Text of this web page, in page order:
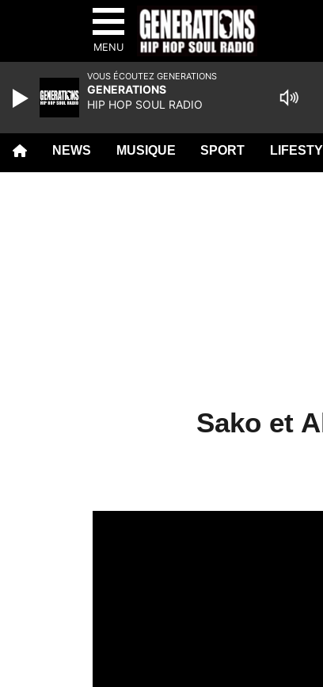
MENU
NEWS MUSIQUE SPORT
Sako et
VOUS ÉCOUTEZ GENERATIONS
GENERATIONS
HIP HOP SOUL RADIO